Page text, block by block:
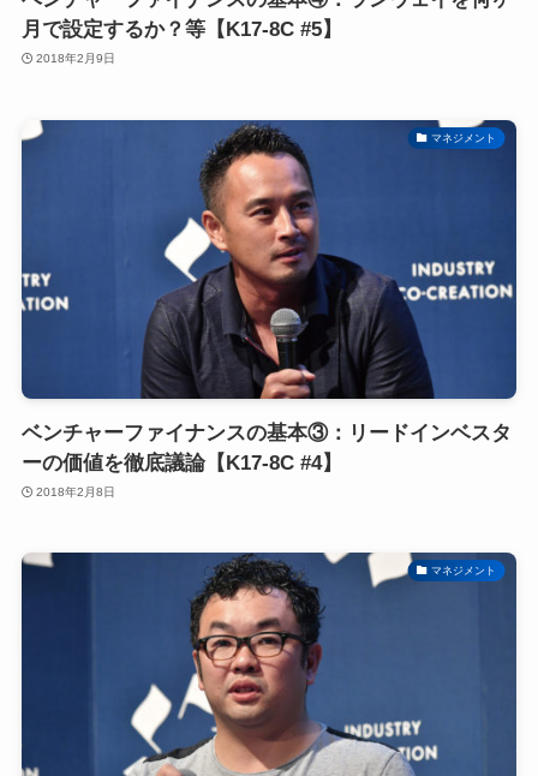
月で設定するか？等【K17-8C #5】
2018年2月9日
マネジメント
ベンチャーファイナンスの基本③：リードインベスタ
ーの価値を徹底議論【K17-8C #4】
2018年2月8日
マネジメント